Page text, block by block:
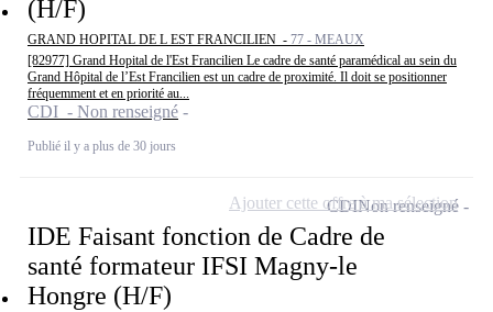
(H/F)
GRAND HOPITAL DE L EST FRANCILIEN - 77 - MEAUX
[82977] Grand Hopital de l'Est Francilien Le cadre de santé paramédical au sein du
Grand Hôpital de l’Est Francilien est un cadre de proximité. Il doit se positionner
fréquemment et en priorité au...
CDI - Non renseigné
Publié il y a plus de 30 jours
IDE Faisant fonction de Cadre de
santé formateur IFSI Magny-le
Hongre (H/F)
CDINon renseigné
Ajouter cette offre à ma sélection